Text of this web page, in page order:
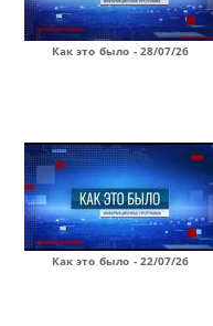
Как это было - 28/07/26
Как это было - 22/07/26